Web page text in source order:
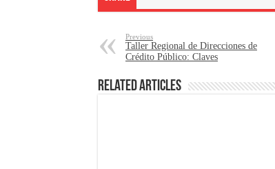
Previous
Taller Regional de Direcciones de
Crédito Público: Claves
Related Articles